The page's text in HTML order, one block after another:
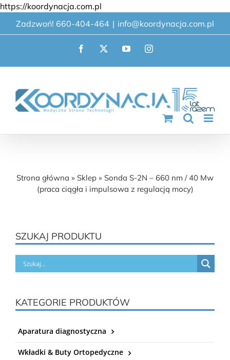
https://koordynacja.com.pl
do
zawartości
Zadzwoń! 660-404-464 | info@koordynacja.com.pl
Facebook
X YouTubeInstagram
Strona główna » Sklep » Sonda S-2N – 660 nm / 40 Mw
(praca ciągła i impulsowa z regulacją mocy)
SZUKAJ PRODUKTU
KATEGORIE PRODUKTÓW
Aparatura diagnostyczna
Wkładki & Buty Ortopedyczne